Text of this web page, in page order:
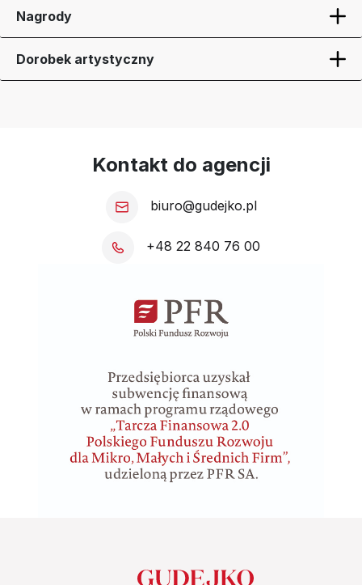
Nagrody
Dorobek artystyczny
Kontakt do agencji
biuro@gudejko.pl
+48 22 840 76 00